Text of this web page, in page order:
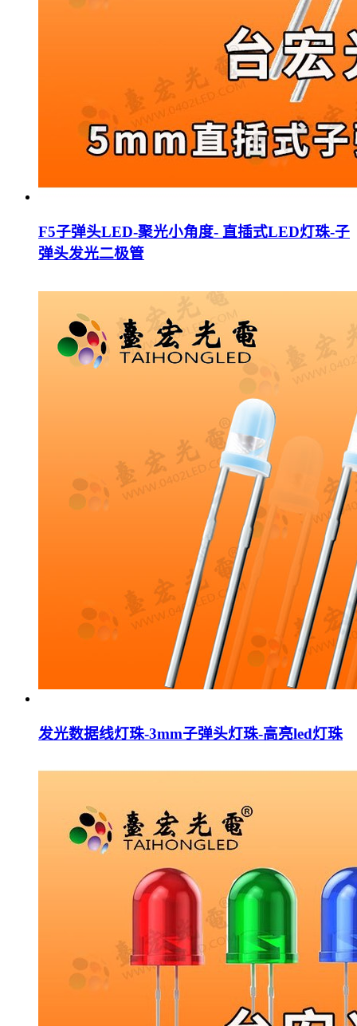
F5子弹头LED-聚光小角度- 直插式LED灯珠-子
弹头发光二极管
发光数据线灯珠-3mm子弹头灯珠-高亮led灯珠